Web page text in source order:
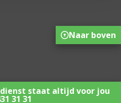
staat altijd voor jou
31 31
Naar boven